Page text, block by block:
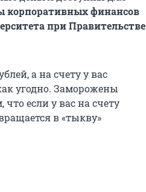
корпоративных финансов
при Правительстве
а на счету у вас
угодно. Заморожены
если у вас на счету
в «тыкву»